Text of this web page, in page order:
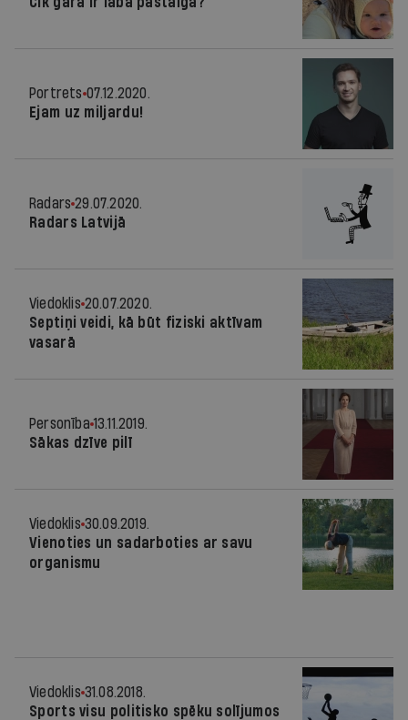
Portrets 07.12.2020.
Ejam uz miljardu!
Radars 29.07.2020.
Radars Latvijā
Viedoklis 20.07.2020.
Septiņi veidi, kā būt fiziski aktīvam
vasarā
Personība 13.11.2019.
Sākas dzīve pilī
Viedoklis 30.09.2019.
Vienoties un sadarboties ar savu
organismu
Viedoklis 31.08.2018.
Sports visu politisko spēku solījumos